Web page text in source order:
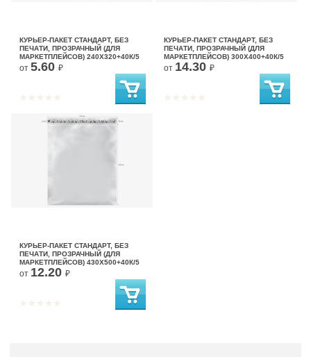
КУРЬЕР-ПАКЕТ СТАНДАРТ, БЕЗ
ПЕЧАТИ, ПРОЗРАЧНЫЙ (ДЛЯ
МАРКЕТПЛЕЙСОВ) 240X320+40К/5
от 5.60 ₽
КУРЬЕР-ПАКЕТ СТАНДАРТ, БЕЗ
ПЕЧАТИ, ПРОЗРАЧНЫЙ (ДЛЯ
МАРКЕТПЛЕЙСОВ) 300X400+40К/5
от 14.30 ₽
КУРЬЕР-ПАКЕТ СТАНДАРТ, БЕЗ
ПЕЧАТИ, ПРОЗРАЧНЫЙ (ДЛЯ
МАРКЕТПЛЕЙСОВ) 430X500+40К/5
от 12.20 ₽